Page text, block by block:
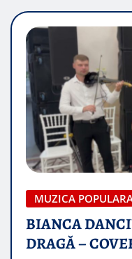
MUZICA
BIANCA
DRAGĂ –